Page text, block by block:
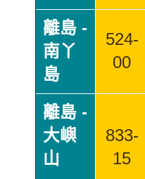
離島 -
南丫
島
524-
00
離島 -
大嶼
山
833-
15